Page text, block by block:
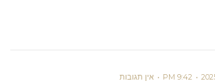
9:42 PM אין תגובות